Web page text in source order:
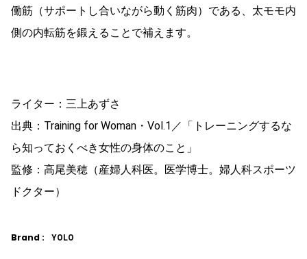
働筋（サポートし合いながら動く筋肉）である、太モモ内
側の内転筋を鍛えることで補えます。
ライター：三上あずさ
出典：Training for Woman・Vol.1／「トレーニングするな
ら知っておくべき女性の身体のこと」
監修：高尾美穂（産婦人科医。医学博士。婦人科スポーツ
ドクター）
Brand : YOLO